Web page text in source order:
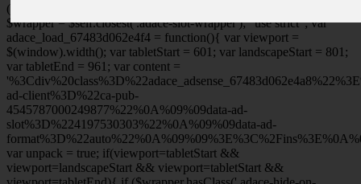
(function ($) { var $self = $('.adace-loader-67483d062e4f4'); var
$wrapper = $self.closest('.adace-slot-wrapper'); "use strict"; var
adace_load_67483d062e4f4 = function(){ var viewport =
$(window).width(); var tabletStart = 601; var landscapeStart = 801;
var tabletEnd = 961; var content =
ad-client%3D%22ca-pub-
4545787000249877%22%0A%09%09data-ad-
slot%3D%224197530303%22%0A%09%09data-ad-
var unpack = true; if(viewport=tabletStart &&
viewport=landscapeStart && viewport=tabletStart &&